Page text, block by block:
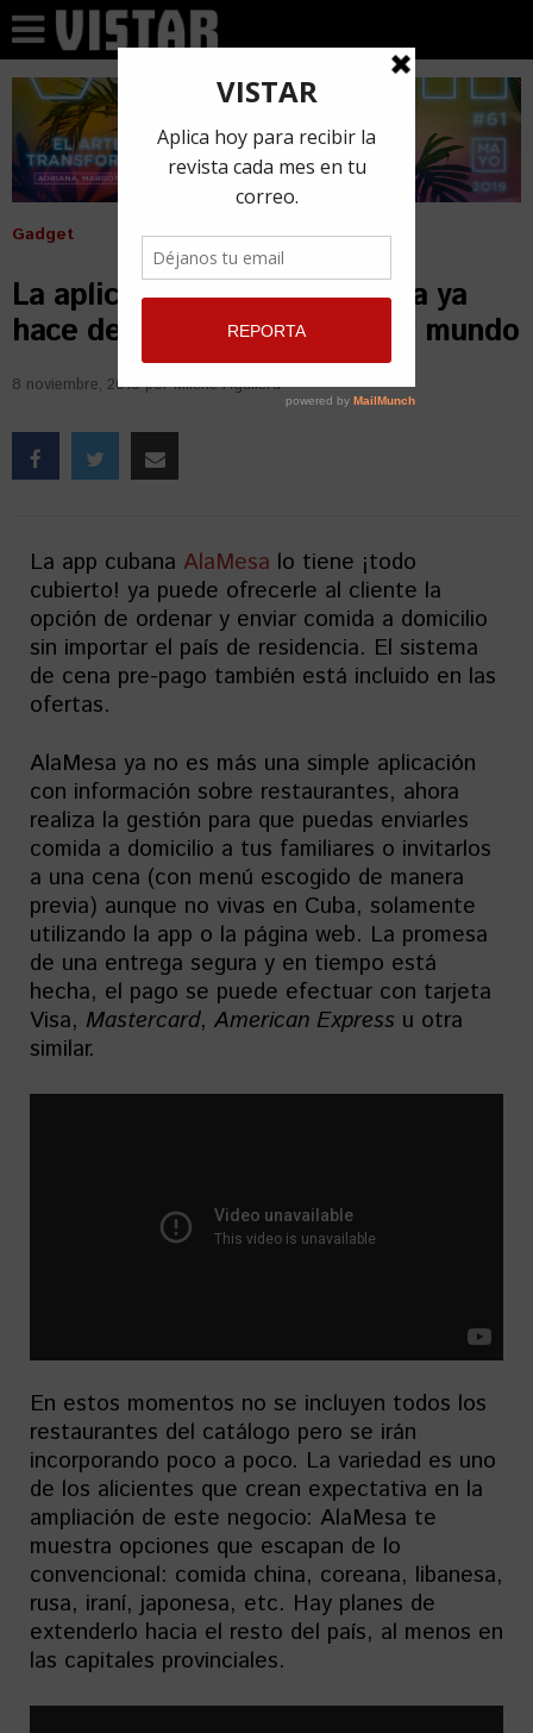
Gadget
La aplicación cubana AlaMesa ya
hace delivery al estilo primer mundo
8 noviembre, 2018 porMilene Aguilera
La app cubana AlaMesa lo tiene ¡todo
cubierto! ya puede ofrecerle al cliente la
opción de ordenar y enviar comida a domicilio
sin importar el país de residencia. El sistema
de cena pre-pago también está incluido en las
ofertas.
AlaMesa ya no es más una simple aplicación
con información sobre restaurantes, ahora
realiza la gestión para que puedas enviarles
comida a domicilio a tus familiares o invitarlos
a una cena (con menú escogido de manera
previa) aunque no vivas en Cuba, solamente
utilizando la app o la página web. La promesa
de una entrega segura y en tiempo está
hecha, el pago se puede efectuar con tarjeta
Visa, Mastercard, American Express u otra
similar.
En estos momentos no se incluyen todos los
restaurantes del catálogo pero se irán
incorporando poco a poco. La variedad es uno
de los alicientes que crean expectativa en la
ampliación de este negocio: AlaMesa te
muestra opciones que escapan de lo
convencional: comida china, coreana, libanesa,
rusa, iraní, japonesa, etc. Hay planes de
extenderlo hacia el resto del país, al menos en
las capitales provinciales.